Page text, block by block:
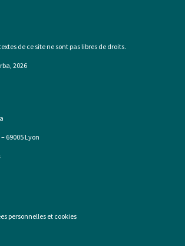
de ce site ne sont pas libres de droits.
2026
69005 Lyon
personnelles et cookies